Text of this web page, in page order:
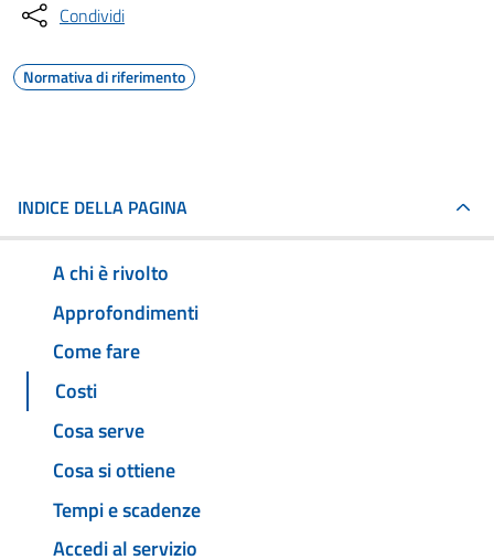
Condividi
Normativa di riferimento
INDICE DELLA PAGINA
A chi è rivolto
Approfondimenti
Come fare
Costi
Cosa serve
Cosa si ottiene
Tempi e scadenze
Accedi al servizio